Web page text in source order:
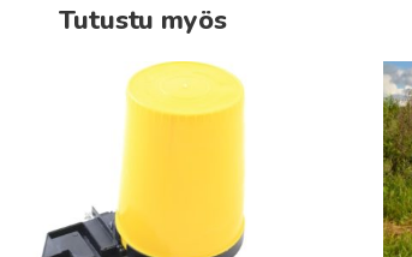
Tutustu myös